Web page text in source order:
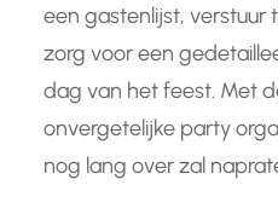
een gastenlijst, verstuur
zorg voor een
dag van het feest. Met
onvergetelijke party
nog lang over zal